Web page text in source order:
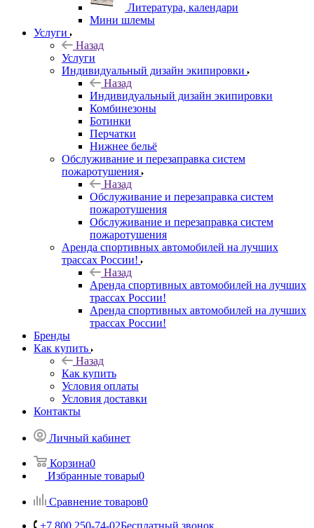
Литература, календари
Мини шлемы
Услуги
Назад
Услуги
Индивидуальный дизайн экипировки
Назад
Индивидуальный дизайн экипировки
Комбинезоны
Ботинки
Перчатки
Нижнее бельё
Обслуживание и перезаправка систем
пожаротушения
Назад
Обслуживание и перезаправка систем
пожаротушения
Обслуживание и перезаправка систем
пожаротушения
Аренда спортивных автомобилей на лучших
трассах России!
Назад
Аренда спортивных автомобилей на лучших
трассах России!
Аренда спортивных автомобилей на лучших
трассах России!
Бренды
Как купить
Назад
Как купить
Условия оплаты
Условия доставки
Контакты
Личный кабинет
Корзина0
Избранные товары0
Сравнение товаров0
+7 800 250-74-02Бесплатный звонок